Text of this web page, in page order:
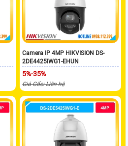
Camera IP 4MP HIKVISION DS-
2DE4425IWG1-EHUN
5%-35%
Giá Gốc: Liên hệ